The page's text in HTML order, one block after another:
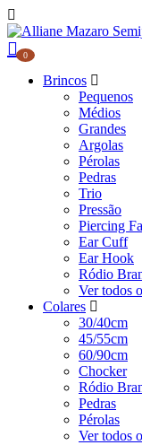
0
Brincos
Pequenos
Médios
Grandes
Argolas
Pérolas
Pedras
Trio
Pressão
Piercing
Ear Cuff
Ear Hook
Ródio
Ver todos
Colares
30/40cm
45/55cm
60/90cm
Chocker
Ródio
Pedras
Pérolas
Ver todos